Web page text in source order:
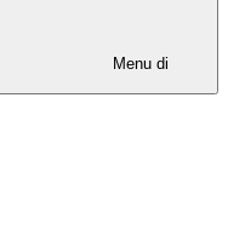
Menu di